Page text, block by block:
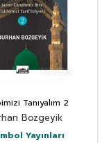
Tanıyalım 2
Bozgeyik
Yayınları